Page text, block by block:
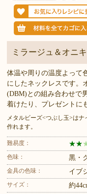
ミラージュ＆オニ
体温や周りの温度よって
にしたネックレスです。
(DBM)との組み合わせで
着けたり、プレゼントに
メタルビーズ<つぶし玉>は
作れます。
難易度： ★★
色味： 黒・
金具の色味： イブ
サイズ： 約